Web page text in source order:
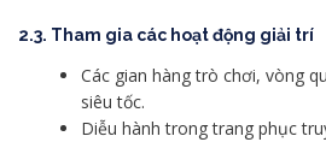
2.3. Tham gia các hoạt động giải trí
Các gian hàng trò chơi, vòng
siêu tốc.
Diễu hành trong trang phục